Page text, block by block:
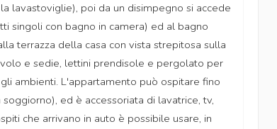
lavastoviglie), poi da un disimpegno si accede
singoli con bagno in camera) ed al bagno
terrazza della casa con vista strepitosa sulla
e sedie, lettini prendisole e pergolato per
ambienti. L'appartamento può ospitare fino
ed è accessoriata di lavatrice, tv,
che arrivano in auto è possibile usare, in